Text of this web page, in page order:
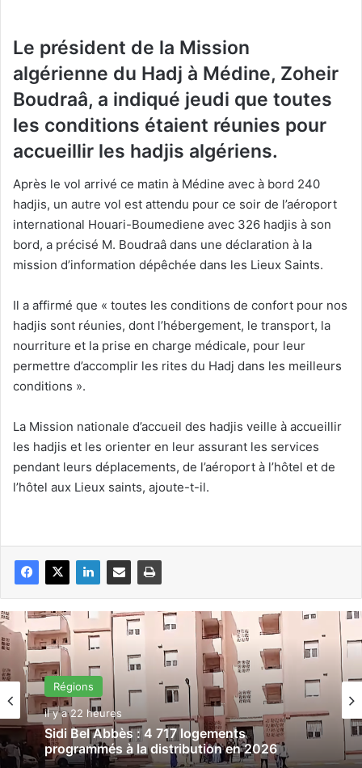
Le président de la Mission
algérienne du Hadj à Médine, Zoheir
Boudraâ, a indiqué jeudi que toutes
les conditions étaient réunies pour
accueillir les hadjis algériens.
Après le vol arrivé ce matin à Médine avec à bord 240
hadjis, un autre vol est attendu pour ce soir de l’aéroport
international Houari-Boumediene avec 326 hadjis à son
bord, a précisé M. Boudraâ dans une déclaration à la
mission d’information dépêchée dans les Lieux Saints.
Il a affirmé que « toutes les conditions de confort pour nos
hadjis sont réunies, dont l’hébergement, le transport, la
nourriture et la prise en charge médicale, pour leur
permettre d’accomplir les rites du Hadj dans les meilleurs
conditions ».
La Mission nationale d’accueil des hadjis veille à accueillir
les hadjis et les orienter en leur assurant les services
pendant leurs déplacements, de l’aéroport à l’hôtel et de
l’hôtel aux Lieux saints, ajoute-t-il.
Régions
il y a 22 heures
Sidi Bel Abbès : 4 717 logements
programmés à la distribution en 2026